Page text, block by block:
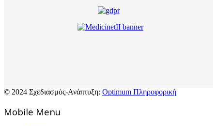
© 2024 Σχεδιασμός-Ανάπτυξη: Optimum Πληροφορική
Mοbile Menu